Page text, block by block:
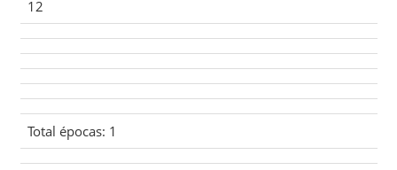
12
Total épocas: 1